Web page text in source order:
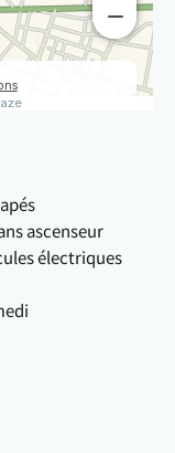
ascenseur
électriques